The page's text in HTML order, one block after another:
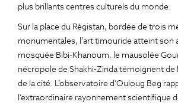
plus brillants centres culturels du monde.
Sur la place du Régistan, bordée de trois
monumentales, l’art timouride atteint son
mosquée Bibi-Khanoum, le mausolée
nécropole de Shakhi-Zinda témoignent de
de la cité. L’observatoire d’Ouloug Beg
l’extraordinaire rayonnement scientifique